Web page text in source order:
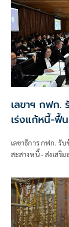
เลขาฯ กฟก
เร่งแก้หนี้-ฟื้
เลขาธิการ กฟก. รั
สะสางหนี้ - ส่งเสริ